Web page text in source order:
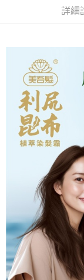
５．嚴禁一人註冊多
恩沛科技股份有限公
詳細